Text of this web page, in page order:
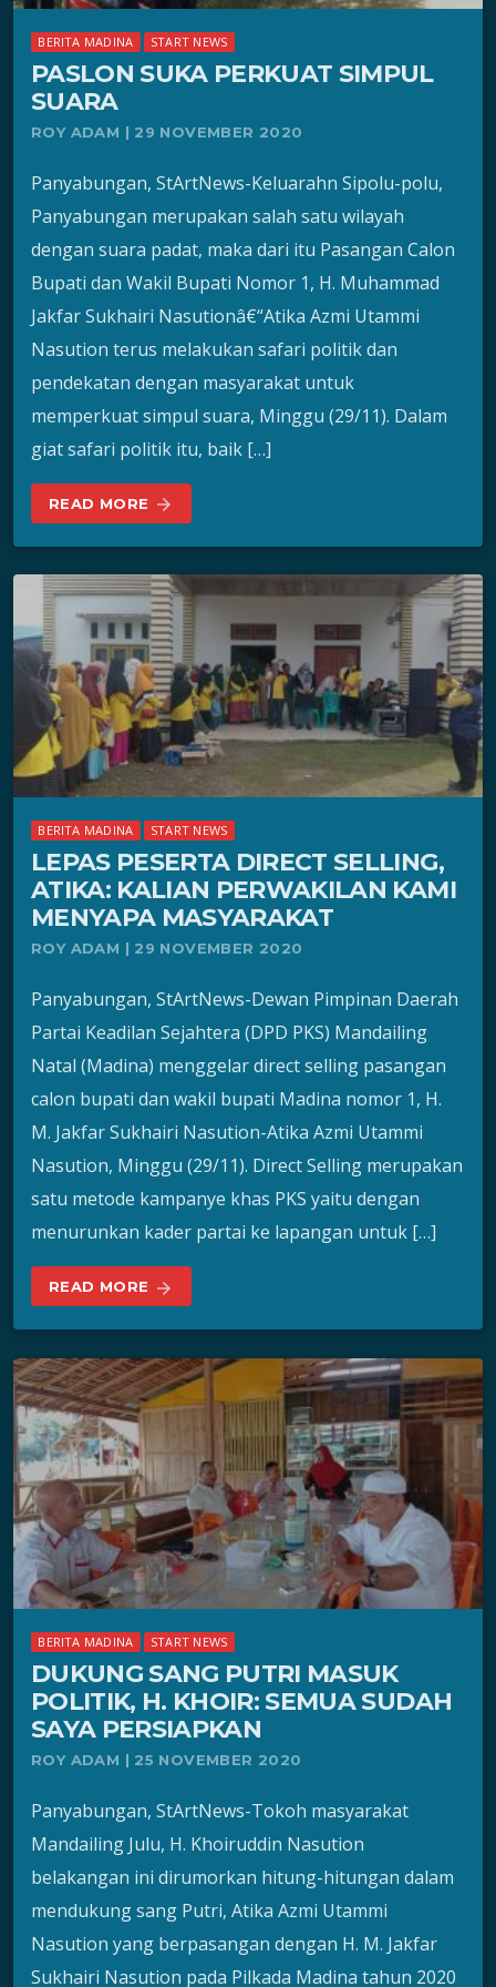
BERITA MADINA START NEWS
PASLON SUKA PERKUAT SIMPUL
SUARA
ROY ADAM | 29 NOVEMBER 2020
Panyabungan, StArtNews-Keluarahn Sipolu-polu,
Panyabungan merupakan salah satu wilayah
dengan suara padat, maka dari itu Pasangan Calon
Bupati dan Wakil Bupati Nomor 1, H. Muhammad
Jakfar Sukhairi Nasutionâ€“Atika Azmi Utammi
Nasution terus melakukan safari politik dan
pendekatan dengan masyarakat untuk
memperkuat simpul suara, Minggu (29/11). Dalam
giat safari politik itu, baik […]
READ MORE arrow_forward
BERITA MADINA START NEWS
LEPAS PESERTA DIRECT SELLING,
ATIKA: KALIAN PERWAKILAN KAMI
MENYAPA MASYARAKAT
ROY ADAM | 29 NOVEMBER 2020
Panyabungan, StArtNews-Dewan Pimpinan Daerah
Partai Keadilan Sejahtera (DPD PKS) Mandailing
Natal (Madina) menggelar direct selling pasangan
calon bupati dan wakil bupati Madina nomor 1, H.
M. Jakfar Sukhairi Nasution-Atika Azmi Utammi
Nasution, Minggu (29/11). Direct Selling merupakan
satu metode kampanye khas PKS yaitu dengan
menurunkan kader partai ke lapangan untuk […]
READ MORE arrow_forward
BERITA MADINA START NEWS
DUKUNG SANG PUTRI MASUK
POLITIK, H. KHOIR: SEMUA SUDAH
SAYA PERSIAPKAN
ROY ADAM | 25 NOVEMBER 2020
Panyabungan, StArtNews-Tokoh masyarakat
Mandailing Julu, H. Khoiruddin Nasution
belakangan ini dirumorkan hitung-hitungan dalam
mendukung sang Putri, Atika Azmi Utammi
Nasution yang berpasangan dengan H. M. Jakfar
Sukhairi Nasution pada Pilkada Madina tahun 2020